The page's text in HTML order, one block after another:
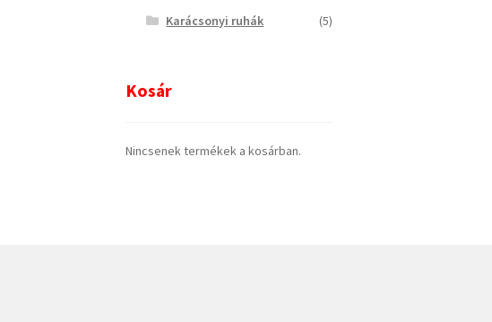
Karácsonyi ruhák
(5)
Kosár
Nincsenek termékek a kosárban.